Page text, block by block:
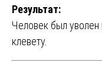
Результат:
Человек был уволен
клевету.